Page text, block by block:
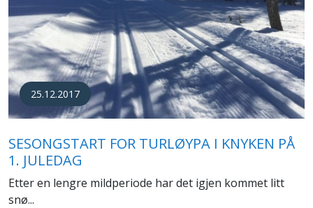
25.12.2017
SESONGSTART FOR TURLØYPA I KNYKEN PÅ
1. JULEDAG
Etter en lengre mildperiode har det igjen kommet litt
snø...